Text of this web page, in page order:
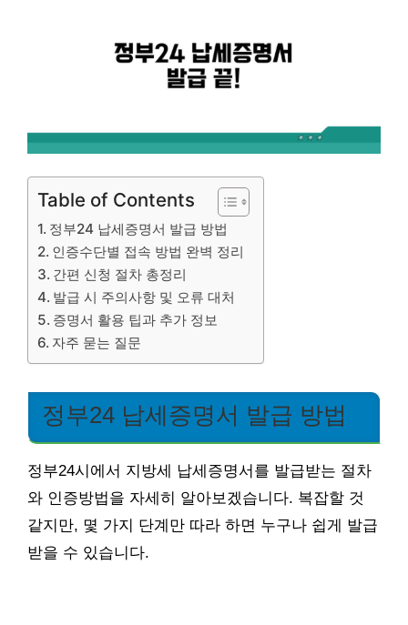
Table of Contents
정부24 납세증명서 발급 방법
인증수단별 접속 방법 완벽 정리
간편 신청 절차 총정리
발급 시 주의사항 및 오류 대처
증명서 활용 팁과 추가 정보
자주 묻는 질문
정부24 납세증명서 발급 방법
정부24시에서 지방세 납세증명서를 발급받는 절차
와 인증방법을 자세히 알아보겠습니다. 복잡할 것
같지만, 몇 가지 단계만 따라 하면 누구나 쉽게 발급
받을 수 있습니다.